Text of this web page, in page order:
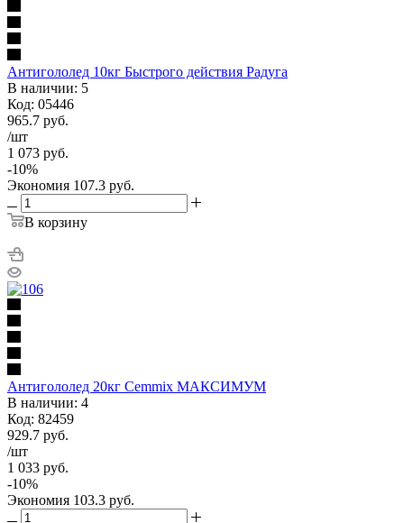
Антигололед 10кг Быстрого действия Радуга
В наличии: 5
Код: 05446
965.7 руб.
/шт
1 073 руб.
-10%
Экономия 107.3 руб.
В корзину
Антигололед 20кг Cemmix МАКСИМУМ
В наличии: 4
Код: 82459
929.7 руб.
/шт
1 033 руб.
-10%
Экономия 103.3 руб.